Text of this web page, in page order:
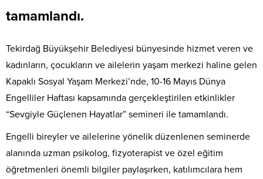
tamamlandı.
Tekirdağ Büyükşehir Belediyesi bünyesinde hizmet veren ve
kadınların, çocukların ve ailelerin yaşam merkezi haline gelen
Kapaklı Sosyal Yaşam Merkezi’nde, 10-16 Mayıs Dünya
Engelliler Haftası kapsamında gerçekleştirilen etkinlikler
“Sevgiyle Güçlenen Hayatlar” semineri ile tamamlandı.
Engelli bireyler ve ailelerine yönelik düzenlenen seminerde
alanında uzman psikolog, fizyoterapist ve özel eğitim
öğretmenleri önemli bilgiler paylaşırken, katılımcılara hem